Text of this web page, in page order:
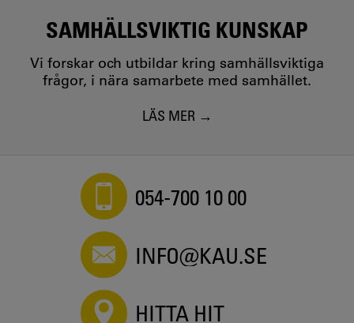
SAMHÄLLSVIKTIG KUNSKAP
Vi forskar och utbildar kring samhällsviktiga
frågor, i nära samarbete med samhället.
LÄS MER
054-700 10 00
INFO@KAU.SE
HITTA HIT